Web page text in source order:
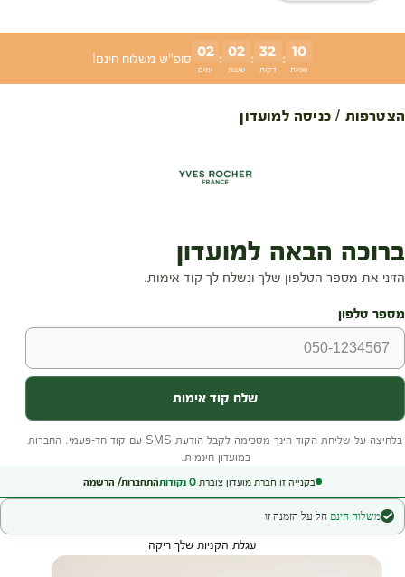
02
ימים
: 02
שעות
: 32
דקות
: 09
שניות
סופ"ש משלוח חינם!
הצטרפות / כניסה למועדון
בקנייה זו חברת מועדון צוברת 0 נקודותהתחברות/ הרשמה
משלוח חינם חל על הזמנה זו
עגלת הקניות שלך ריקה